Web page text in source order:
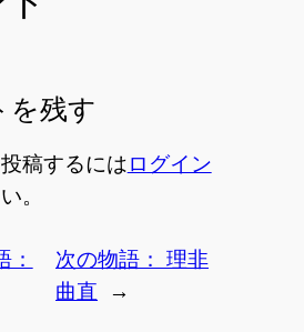
を残す
稿するにはログイン
。
：
次の物語： 理非
曲直
→